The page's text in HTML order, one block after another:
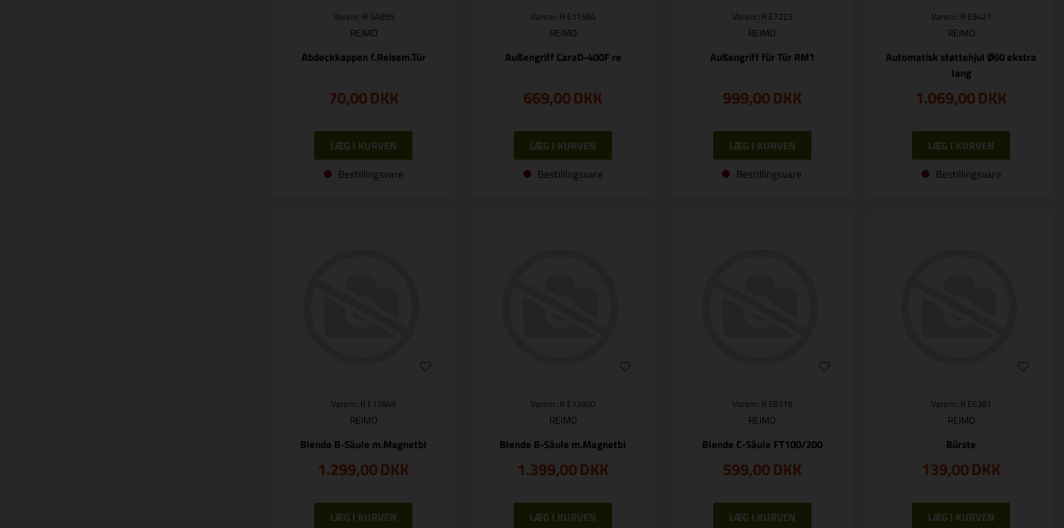
Varenr.: R SA895
REIMO
Abdeckkappen f.Reisem.Tür
70,00DKK
Bestillingsvare
Varenr.: R E11564
REIMO
Außengriff CaraD-400F re
669,00DKK
Bestillingsvare
Varenr.: R E7223
REIMO
Außengriff für Tür RM1
999,00DKK
Bestillingsvare
Varenr.: R E9421
REIMO
Automatisk støttehjul Ø60 ekstra
lang
1.069,00DKK
Bestillingsvare
Varenr.: R E11849
REIMO
Blende B-Säule m.Magnetbl
1.299,00DKK
Varenr.: R E12600
REIMO
Blende B-Säule m.Magnetbl
1.399,00DKK
Varenr.: R E8319
REIMO
Blende C-Säule FT100/200
599,00DKK
Varenr.: R E6381
REIMO
Bürste
139,00DKK